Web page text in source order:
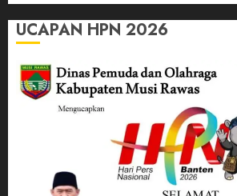
UCAPAN HPN 2026